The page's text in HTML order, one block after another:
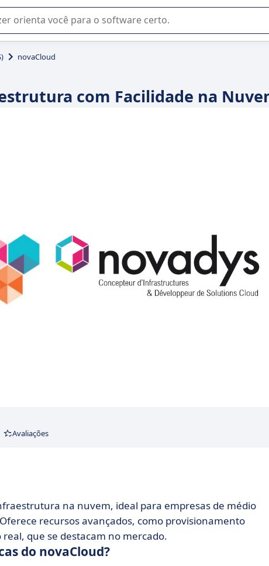
na seleção de software SaaS para sua empresa.
novaCloud
com Facilidade na
Avaliações
na nuvem, ideal para empresas de médio
recursos avançados, como provisionamento
que se destacam no mercado.
do novaCloud?